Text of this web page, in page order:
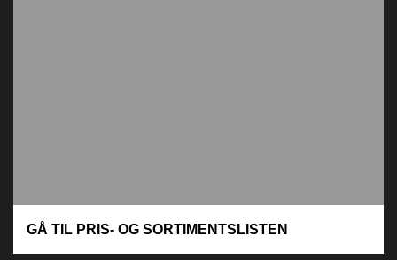
GÅ TIL PRIS- OG SORTIMENTSLISTEN